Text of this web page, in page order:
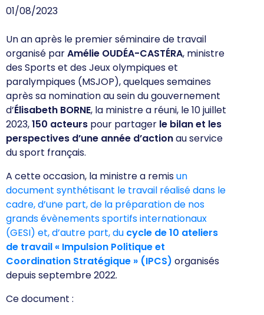
01/08/2023
Un an après le premier séminaire de travail
organisé parAmélie OUDÉA-CASTÉRA, ministre
des Sports et des Jeux olympiques et
paralympiques (MSJOP), quelques semaines
après sa nomination au sein du gouvernement
d’Élisabeth BORNE, la ministre a réuni, le 10 juillet
2023,150 acteurs pour partager le bilan et les
perspectives d’une année d’actionau service
du sport français.
A cette occasion, la ministre a remisun
document synthétisant le travail réalisé dans le
cadre, d’une part, de la préparation de nos
grands évènements sportifs internationaux
(GESI) et, d’autre part, du cycle de 10 ateliers
de travail « Impulsion Politique et
Coordination Stratégique » (IPCS) organisés
depuis septembre 2022.
Ce document :